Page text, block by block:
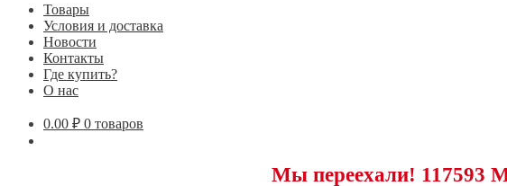
Товары
Условия и доставка
Новости
Контакты
Где купить?
О нас
0.00 ₽ 0 товаров
Мы переехали! 117593